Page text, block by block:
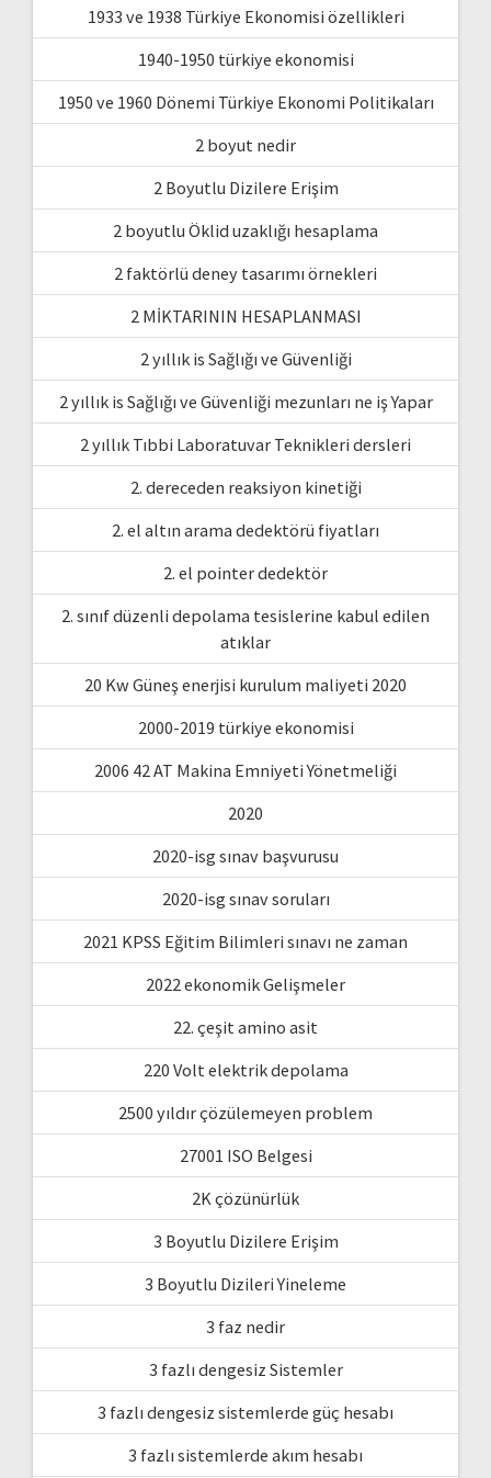
1933 ve 1938 Türkiye Ekonomisi özellikleri
1940-1950 türkiye ekonomisi
1950 ve 1960 Dönemi Türkiye Ekonomi Politikaları
2 boyut nedir
2 Boyutlu Dizilere Erişim
2 boyutlu Öklid uzaklığı hesaplama
2 faktörlü deney tasarımı örnekleri
2 MİKTARININ HESAPLANMASI
2 yıllık is Sağlığı ve Güvenliği
2 yıllık is Sağlığı ve Güvenliği mezunları ne iş Yapar
2 yıllık Tıbbi Laboratuvar Teknikleri dersleri
2. dereceden reaksiyon kinetiği
2. el altın arama dedektörü fiyatları
2. el pointer dedektör
2. sınıf düzenli depolama tesislerine kabul edilen
atıklar
20 Kw Güneş enerjisi kurulum maliyeti 2020
2000-2019 türkiye ekonomisi
2006 42 AT Makina Emniyeti Yönetmeliği
2020
2020-isg sınav başvurusu
2020-isg sınav soruları
2021 KPSS Eğitim Bilimleri sınavı ne zaman
2022 ekonomik Gelişmeler
22. çeşit amino asit
220 Volt elektrik depolama
2500 yıldır çözülemeyen problem
27001 ISO Belgesi
2K çözünürlük
3 Boyutlu Dizilere Erişim
3 Boyutlu Dizileri Yineleme
3 faz nedir
3 fazlı dengesiz Sistemler
3 fazlı dengesiz sistemlerde güç hesabı
3 fazlı sistemlerde akım hesabı